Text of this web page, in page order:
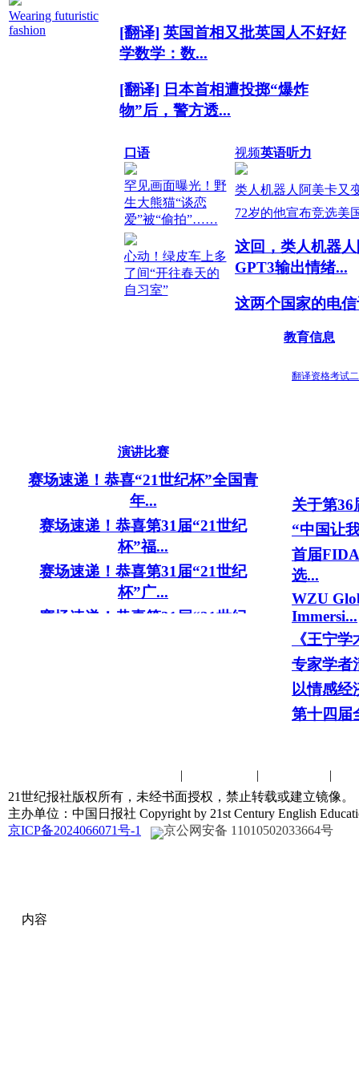
Wearing futuristic
fashion
[翻译] 英国首相又批英国人不好好
学数学：数...
[翻译] 日本首相遭投掷“爆炸
物”后，警方透...
[翻译]
抓了！美国泄密事件嫌疑人
被逮捕，竟...
[翻译] 300万人在线！就为了看马
斯克狂怼BBC...
[翻译] 谁炸了“北溪”？特朗普：是
谁我不说
岛内有人说大陆高铁没靠
从中国回法国的飞机上，马
层！韩方：多...
[翻译] 现场视频！东部战区组织联
合演练，持...
[翻译]
黄渤说法语逗乐马克龙冲上
热搜！背后...
[翻译] 最高判136年？那特朗普如
这部奥斯卡最佳动画电影的
再次“预计下周二”！特朗普
口语
罕见画面曝光！野
生大熊猫“谈恋
爱”被“偷拍”……
心动！绿皮车上多
了间“开往春天的
自习室”
视频英语听力
类人机器人阿美卡又
72岁的他宣布竞选美
这回，类人机器
GPT3输出情绪...
这两个国家的电
丸？ 你想试...
“速溶啤酒”来了
将推出“...
数字烹饪时代来
糕“出炉”，...
用魔法打败魔法
美，教授一...
澳大利亚前总理
国犯了一...
演讲比赛
赛场速递！恭喜“21世纪杯”全国青
年...
赛场速递！恭喜第31届“21世纪
杯”福...
赛场速递！恭喜第31届“21世纪
杯”广...
赛场速递！恭喜第31届“21世纪
赛场速递！恭喜第31届“21世纪
杯”上...
教育信息
翻译资格考试
关于第36
“中国让
首届
选...
WZU
Immersi...
《王宁
专家学者
以情感
第十四届
| | |
21世纪报社版权所有，未经书面授权，禁止转载或建立镜像。
主办单位：中国日报社 Copyright by 21st Century English
京ICP备2024066071号-1
京公网安备 11010502033664号
内容